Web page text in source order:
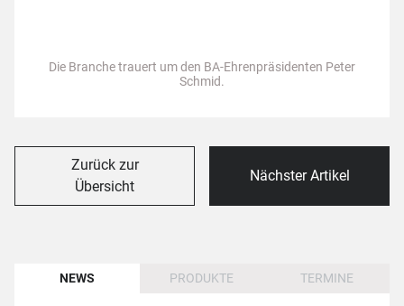
Die Branche trauert um den BA-Ehrenpräsidenten Peter
Schmid.
Zurück zur
Übersicht
Nächster Artikel
NEWS PRODUKTE TERMINE